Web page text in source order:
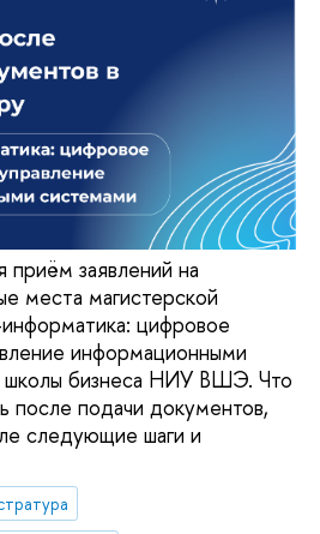
приём заявлений на
места магистерской
цифровое
информационными
школы бизнеса НИУ ВШЭ. Что
после подачи документов,
следующие шаги и